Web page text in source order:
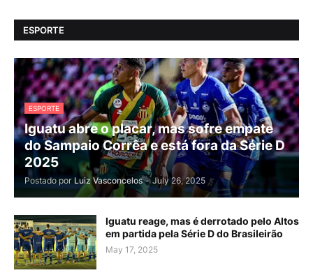
ESPORTE
ESPORTE
Iguatu abre o placar, mas sofre empate
do Sampaio Corrêa e está fora da Série D
2025
Postado por Luiz Vasconcelos - July 26, 2025
Iguatu reage, mas é derrotado pelo Altos
em partida pela Série D do Brasileirão
May 17, 2025